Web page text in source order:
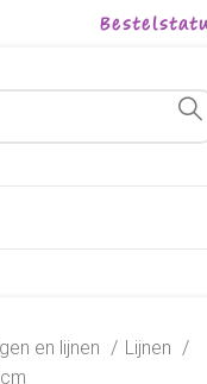
en lijnen
Lijnen